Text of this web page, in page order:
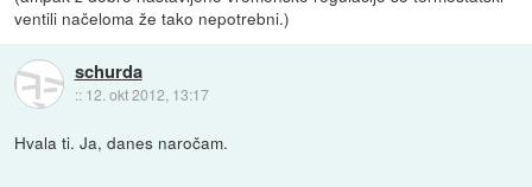
ventili načeloma že tako nepotrebni.)
schurda
:: 12. okt 2012, 13:17
Hvala ti. Ja, danes naročam.